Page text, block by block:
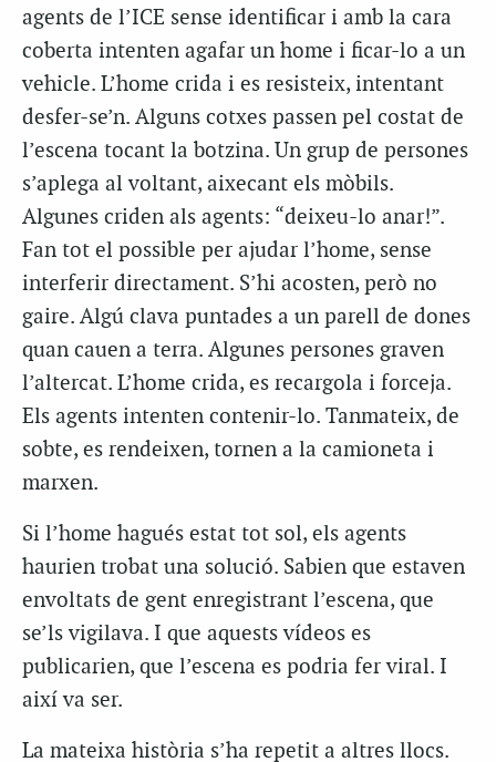
agents de l’ICE sense identificar i amb la cara
coberta intenten agafar un home i ficar-lo a un
vehicle. L’home crida i es resisteix, intentant
desfer-se’n. Alguns cotxes passen pel costat de
l’escena tocant la botzina. Un grup de persones
s’aplega al voltant, aixecant els mòbils.
Algunes criden als agents: “deixeu-lo anar!”.
Fan tot el possible per ajudar l’home, sense
interferir directament. S’hi acosten, però no
gaire. Algú clava puntades a un parell de dones
quan cauen a terra. Algunes persones graven
l’altercat. L’home crida, es recargola i forceja.
Els agents intenten contenir-lo. Tanmateix, de
sobte, es rendeixen, tornen a la camioneta i
marxen.
Si l’home hagués estat tot sol, els agents
haurien trobat una solució. Sabien que estaven
envoltats de gent enregistrant l’escena, que
se’ls vigilava. I que aquests vídeos es
publicarien, que l’escena es podria fer viral. I
així va ser.
La mateixa història s’ha repetit a altres llocs.